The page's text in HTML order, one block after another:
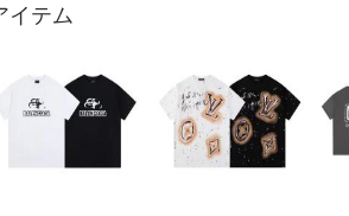
イテム